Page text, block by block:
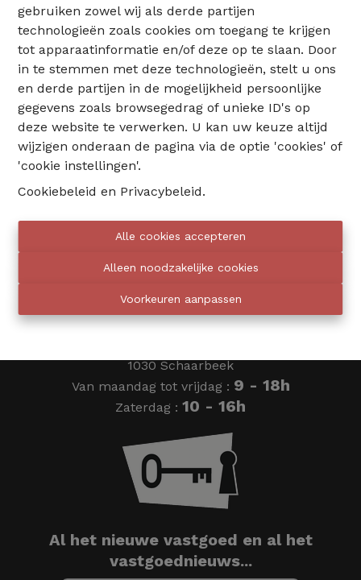
gebruiken zowel wij als derde partijen
technologieën zoals cookies om toegang te krijgen
tot apparaatinformatie en/of deze op te slaan. Door
in te stemmen met deze technologieën, stelt u ons
en derde partijen in de mogelijkheid persoonlijke
gegevens zoals browsegedrag of unieke ID's op
deze website te verwerken. U kan uw keuze altijd
wijzigen onderaan de pagina via de optie 'cookies' of
'cookie instellingen'.
Cookiebeleid en Privacybeleid.
Alle cookies accepteren
Alleen noodzakelijke cookies
Voorkeuren aanpassen
02 735 18 38
Eventimmo chasseurs
1030 Schaarbeek
Van maandag tot vrijdag : 9 - 18h
Zaterdag : 10 - 16h
Al het nieuwe vastgoed en al het
vastgoednieuws...